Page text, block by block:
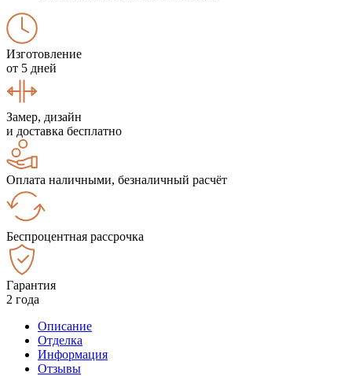
Изготовление
от 5 дней
Замер, дизайн
и доставка бесплатно
Оплата наличными, безналичный расчёт
Беспроцентная рассрочка
Гарантия
2 года
Описание
Отделка
Информация
Отзывы